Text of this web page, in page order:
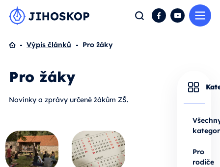
Hledat FacebookYouTube
Domů
Výpis článků Pro žáky
Pro žáky
Novinky a zprávy určené žákům ZŠ.
Pro
rodiče